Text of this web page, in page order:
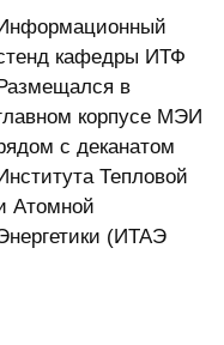
кафедры ИТФ
Размещался в
корпусе МЭИ
с деканатом
Тепловой
Атомной
(ИТАЭ